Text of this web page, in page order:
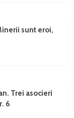
sunt eroi,
Trei asocieri
6